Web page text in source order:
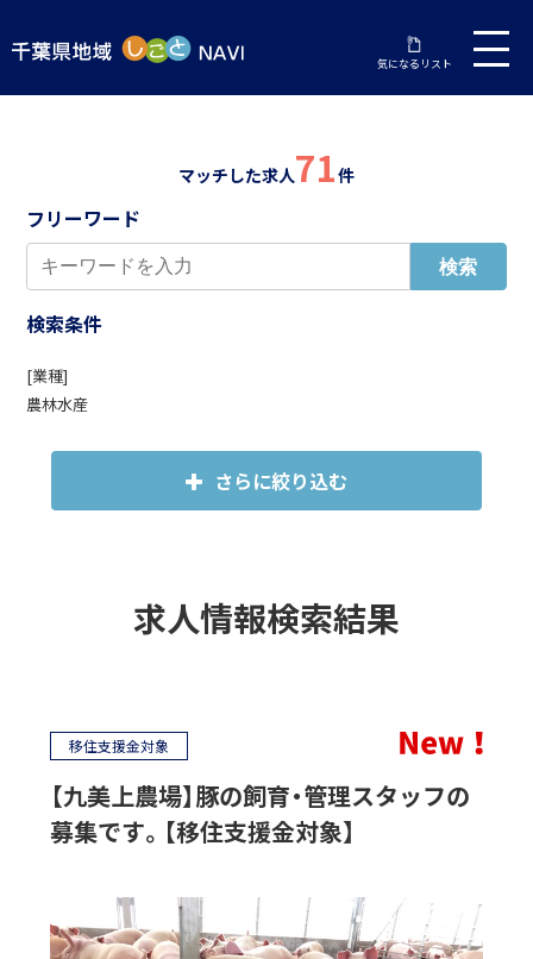
気になるリスト
マッチした求人71件
フリーワード
検索条件
[業種]
農林水産
さらに絞り込む
求人情報検索結果
移住支援金対象
【九美上農場】豚の飼育・管理スタッフの
募集です。【移住支援金対象】